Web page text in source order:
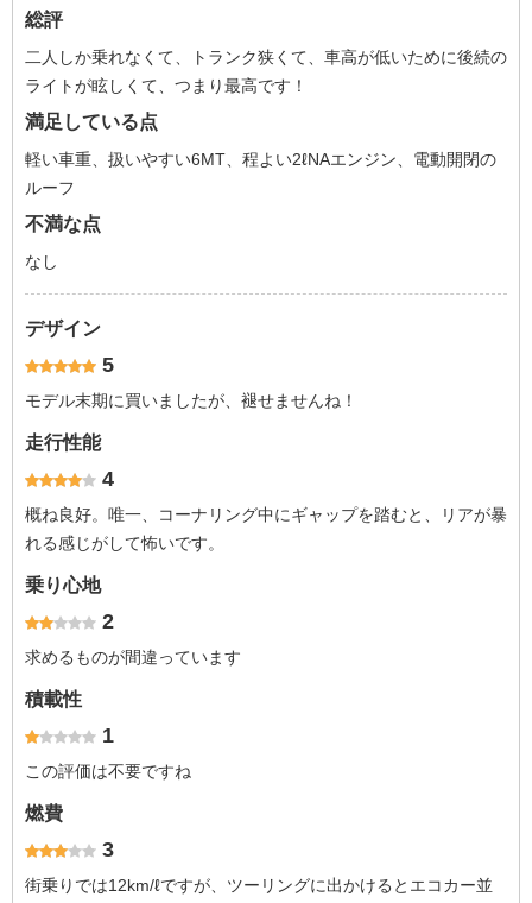
総評
二人しか乗れなくて、トランク狭くて、車高が低いために後続の
ライトが眩しくて、つまり最高です！
満足している点
軽い車重、扱いやすい6MT、程よい2ℓNAエンジン、電動開閉の
ルーフ
不満な点
なし
デザイン
5
モデル末期に買いましたが、褪せませんね！
走行性能
4
概ね良好。唯一、コーナリング中にギャップを踏むと、リアが暴
れる感じがして怖いです。
乗り心地
2
求めるものが間違っています
積載性
1
この評価は不要ですね
燃費
3
街乗りでは12km/ℓですが、ツーリングに出かけるとエコカー並